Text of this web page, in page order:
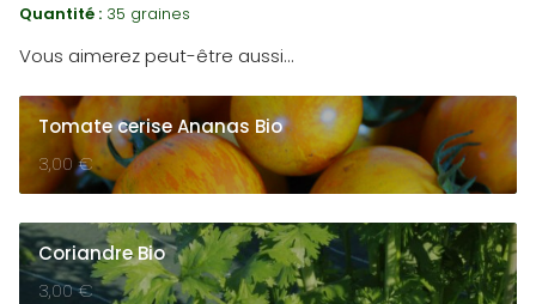
Quantité : 35 graines
Vous aimerez peut-être aussi…
Tomate cerise Ananas Bio
3,00€
Coriandre Bio
3,00€